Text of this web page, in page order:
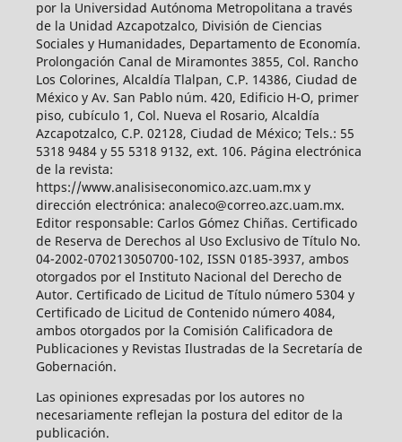
por la Universidad Autónoma Metropolitana a través
de la Unidad Azcapotzalco, División de Ciencias
Sociales y Humanidades, Departamento de Economía.
Prolongación Canal de Miramontes 3855, Col. Rancho
Los Colorines, Alcaldía Tlalpan, C.P. 14386, Ciudad de
México y Av. San Pablo núm. 420, Edificio H-O, primer
piso, cubículo 1, Col. Nueva el Rosario, Alcaldía
Azcapotzalco, C.P. 02128, Ciudad de México; Tels.: 55
5318 9484 y 55 5318 9132, ext. 106. Página electrónica
de la revista:
https://www.analisiseconomico.azc.uam.mx y
dirección electrónica: analeco@correo.azc.uam.mx.
Editor responsable: Carlos Gómez Chiñas. Certificado
de Reserva de Derechos al Uso Exclusivo de Título No.
04-2002-070213050700-102, ISSN 0185-3937, ambos
otorgados por el Instituto Nacional del Derecho de
Autor. Certificado de Licitud de Título número 5304 y
Certificado de Licitud de Contenido número 4084,
ambos otorgados por la Comisión Calificadora de
Publicaciones y Revistas Ilustradas de la Secretaría de
Gobernación.
Las opiniones expresadas por los autores no
necesariamente reflejan la postura del editor de la
publicación.